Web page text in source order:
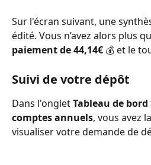
Sur l'écran suivant, une
édité. Vous n’avez alors plus
paiement de 44,14€ 💰 et le
Suivi de votre dépôt
Dans l'onglet Tableau de
comptes annuels, vous avez
visualiser votre demande de